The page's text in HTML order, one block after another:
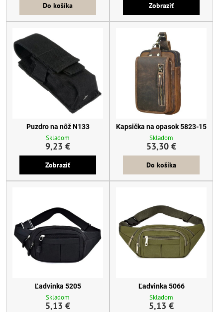
Do košíka Zobraziť
Puzdro na nôž N133
Skladom
9,23 €
Zobraziť
Kapsička na opasok 5823-15
Skladom
53,30 €
Do košíka
Ľadvinka 5205
Skladom
5,13 €
Ľadvinka 5066
Skladom
5,13 €